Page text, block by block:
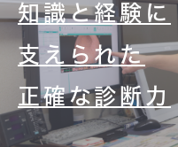
知識と経験に
支えられた
正確な診断力